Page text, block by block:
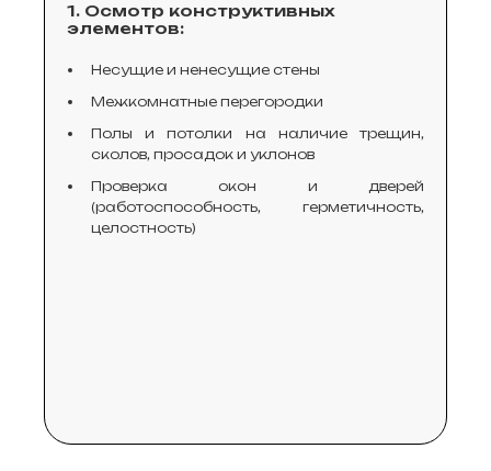
1. Осмотр конструктивных
элементов:
Несущие и ненесущие стены
Межкомнатные перегородки
Полы и потолки на наличие трещин,
сколов, просадок и уклонов
Проверка окон и дверей
(работоспособность, герметичность,
целостность)